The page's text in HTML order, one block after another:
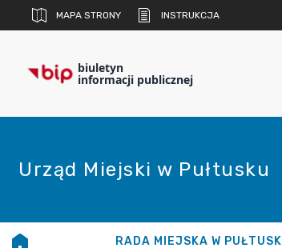
MAPA STRONY INSTRUKCJA
biuletyn
informacji publicznej
Urząd Miejski w Pułtusku
RADA MIEJSKA W